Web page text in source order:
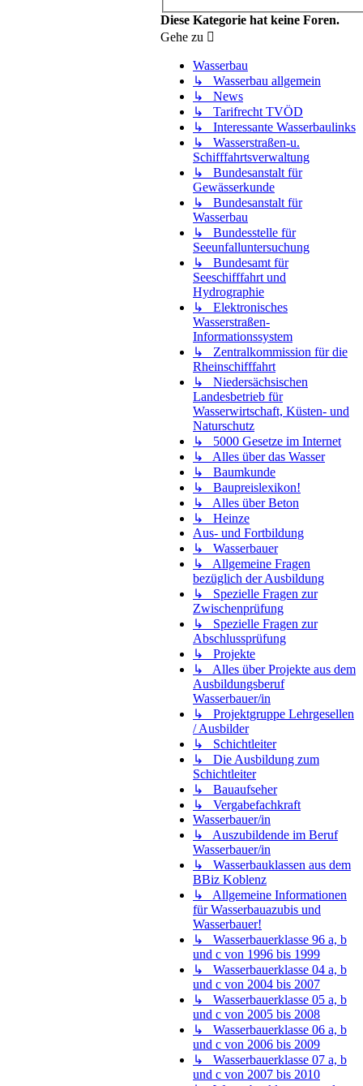
Diese Kategorie hat keine Foren.
Gehe zu
Wasserbau
↳ Wasserbau allgemein
↳ News
↳ Tarifrecht TVÖD
↳ Interessante Wasserbaulinks
↳ Wasserstraßen-u.
Schifffahrtsverwaltung
↳ Bundesanstalt für
Gewässerkunde
↳ Bundesanstalt für
Wasserbau
↳ Bundesstelle für
Seeunfalluntersuchung
↳ Bundesamt für
Seeschifffahrt und
Hydrographie
↳ Elektronisches
Wasserstraßen-
Informationssystem
↳ Zentralkommission für die
Rheinschifffahrt
↳ Niedersächsischen
Landesbetrieb für
Wasserwirtschaft, Küsten- und
Naturschutz
↳ 5000 Gesetze im Internet
↳ Alles über das Wasser
↳ Baumkunde
↳ Baupreislexikon!
↳ Alles über Beton
↳ Heinze
Aus- und Fortbildung
↳ Wasserbauer
↳ Allgemeine Fragen
bezüglich der Ausbildung
↳ Spezielle Fragen zur
Zwischenprüfung
↳ Spezielle Fragen zur
Abschlussprüfung
↳ Projekte
↳ Alles über Projekte aus dem
Ausbildungsberuf
Wasserbauer/in
↳ Projektgruppe Lehrgesellen
/ Ausbilder
↳ Schichtleiter
↳ Die Ausbildung zum
Schichtleiter
↳ Bauaufseher
↳ Vergabefachkraft
Wasserbauer/in
↳ Auszubildende im Beruf
Wasserbauer/in
↳ Wasserbauklassen aus dem
BBiz Koblenz
↳ Allgemeine Informationen
für Wasserbauazubis und
Wasserbauer!
↳ Wasserbauerklasse 96 a, b
und c von 1996 bis 1999
↳ Wasserbauerklasse 04 a, b
und c von 2004 bis 2007
↳ Wasserbauerklasse 05 a, b
und c von 2005 bis 2008
↳ Wasserbauerklasse 06 a, b
und c von 2006 bis 2009
↳ Wasserbauerklasse 07 a, b
und c von 2007 bis 2010